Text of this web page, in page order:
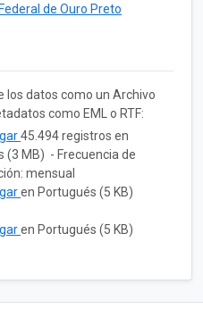
de Ouro Preto
los datos como un Archivo
como EML o RTF:
45.494 registros en
(3 MB) - Frecuencia de
mensual
en Portugués (5 KB)
en Portugués (5 KB)